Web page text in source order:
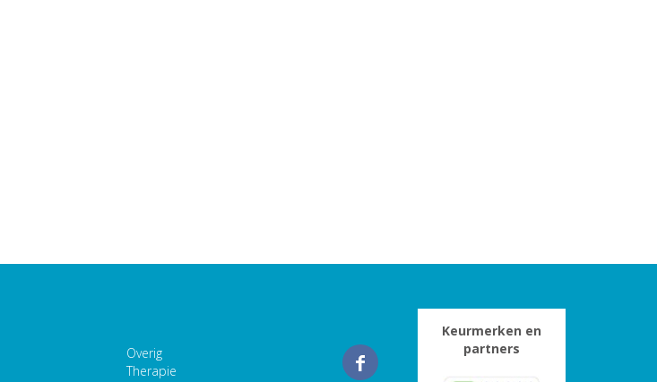
Overig
Therapie
Keurmerken en
partners